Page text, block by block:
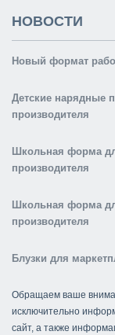
НОВОСТИ
Новый формат
Детские нарядные
производителя
Школьная форма
производителя
Школьная форма
производителя
Блузки для
Обращаем ваше
исключительно
сайт, а также